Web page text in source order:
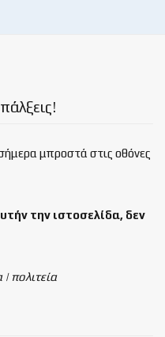
μπροστά στις οθόνες
την ιστοσελίδα, δεν
πολιτεία